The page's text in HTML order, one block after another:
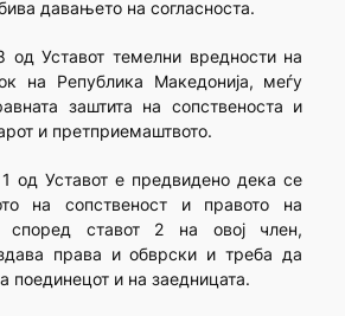
давањето на согласноста.
Уставот темелни вредности на
на Република Македонија, меѓу
заштита на сопственоста и
и претприемаштвото.
од Уставот е предвидено дека се
на сопственост и правото на
според ставот 2 на овој член,
права и обврски и треба да
поединецот и на заедницата.